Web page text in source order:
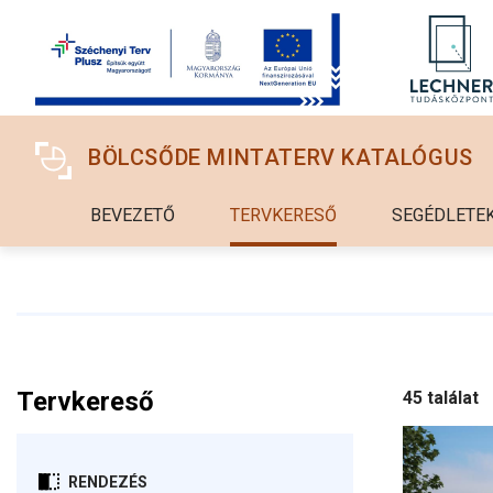
BÖLCSŐDE MINTATERV KATALÓGUS
BEVEZETŐ TERVKERESŐ
Tervkereső
RENDEZÉS
45 találat